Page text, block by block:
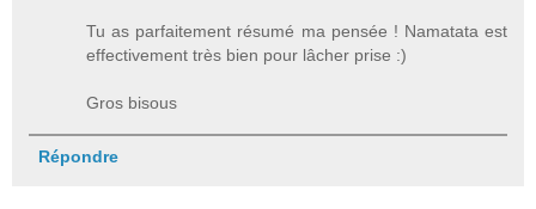
Tu as parfaitement résumé ma pensée ! Namatata est
effectivement très bien pour lâcher prise :)
Gros bisous
Répondre